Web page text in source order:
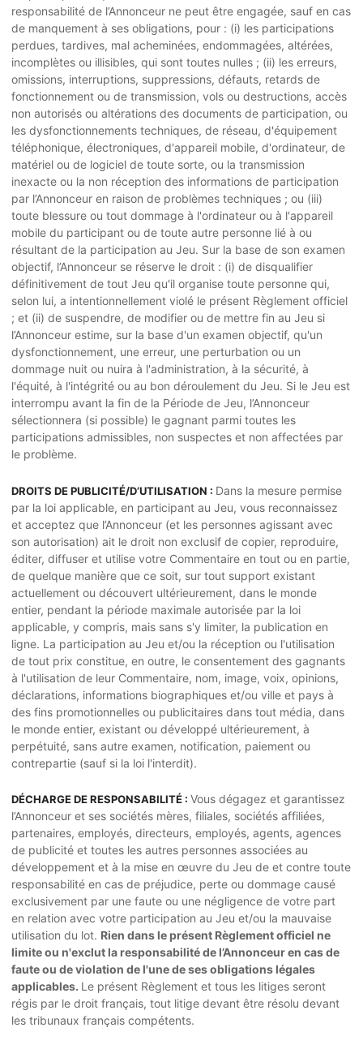
responsabilité de l’Annonceur ne peut être engagée, sauf en cas
de manquement à ses obligations, pour : (i) les participations
perdues, tardives, mal acheminées, endommagées, altérées,
incomplètes ou illisibles, qui sont toutes nulles ; (ii) les erreurs,
omissions, interruptions, suppressions, défauts, retards de
fonctionnement ou de transmission, vols ou destructions, accès
non autorisés ou altérations des documents de participation, ou
les dysfonctionnements techniques, de réseau, d'équipement
téléphonique, électroniques, d'appareil mobile, d'ordinateur, de
matériel ou de logiciel de toute sorte, ou la transmission
inexacte ou la non réception des informations de participation
par l’Annonceur en raison de problèmes techniques ; ou (iii)
toute blessure ou tout dommage à l'ordinateur ou à l'appareil
mobile du participant ou de toute autre personne lié à ou
résultant de la participation au Jeu. Sur la base de son examen
objectif, l’Annonceur se réserve le droit : (i) de disqualifier
définitivement de tout Jeu qu'il organise toute personne qui,
selon lui, a intentionnellement violé le présent Règlement officiel
; et (ii) de suspendre, de modifier ou de mettre fin au Jeu si
l’Annonceur estime, sur la base d'un examen objectif, qu'un
dysfonctionnement, une erreur, une perturbation ou un
dommage nuit ou nuira à l'administration, à la sécurité, à
l'équité, à l'intégrité ou au bon déroulement du Jeu. Si le Jeu est
interrompu avant la fin de la Période de Jeu, l’Annonceur
sélectionnera (si possible) le gagnant parmi toutes les
participations admissibles, non suspectes et non affectées par
le problème.
DROITS DE PUBLICITÉ/D’UTILISATION : Dans la mesure permise
par la loi applicable, en participant au Jeu, vous reconnaissez
et acceptez que l’Annonceur (et les personnes agissant avec
son autorisation) ait le droit non exclusif de copier, reproduire,
éditer, diffuser et utilise votre Commentaire en tout ou en partie,
de quelque manière que ce soit, sur tout support existant
actuellement ou découvert ultérieurement, dans le monde
entier, pendant la période maximale autorisée par la loi
applicable, y compris, mais sans s'y limiter, la publication en
ligne. La participation au Jeu et/ou la réception ou l'utilisation
de tout prix constitue, en outre, le consentement des gagnants
à l'utilisation de leur Commentaire, nom, image, voix, opinions,
déclarations, informations biographiques et/ou ville et pays à
des fins promotionnelles ou publicitaires dans tout média, dans
le monde entier, existant ou développé ultérieurement, à
perpétuité, sans autre examen, notification, paiement ou
contrepartie (sauf si la loi l'interdit).
DÉCHARGE DE RESPONSABILITÉ :Vous dégagez et garantissez
l’Annonceur et ses sociétés mères, filiales, sociétés affiliées,
partenaires, employés, directeurs, employés, agents, agences
de publicité et toutes les autres personnes associées au
développement et à la mise en œuvre du Jeu de et contre toute
responsabilité en cas de préjudice, perte ou dommage causé
exclusivement par une faute ou une négligence de votre part
en relation avec votre participation au Jeu et/ou la mauvaise
utilisation du lot. Rien dans le présent Règlement officiel ne
limite ou n'exclut la responsabilité de l’Annonceur en cas de
faute ou de violation de l'une de ses obligations légales
applicables. Le présent Règlement et tous les litiges seront
régis par le droit français, tout litige devant être résolu devant
les tribunaux français compétents.